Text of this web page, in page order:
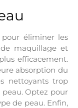
éliminer les
maquillage et
efficacement.
absorption du
nettoyants trop
peau. Optez pour
de peau. Enfin,